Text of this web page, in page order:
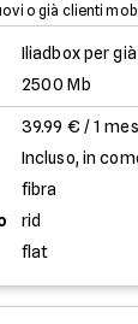
o già clienti
Iliadbox per
2500 Mb
39.99 € / 1
Incluso, in
fibra
rid
flat